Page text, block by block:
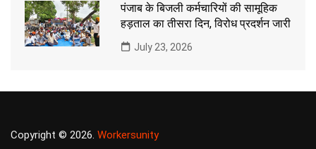
पंजाब के बिजली कर्मचारियों की सामूहिक
हड़ताल का तीसरा दिन, विरोध प्रदर्शन जारी
July 23, 2026
Copyright © 2026. Workersunity